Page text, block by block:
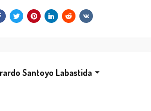
Santoyo Labastida